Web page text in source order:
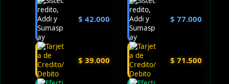
$ 42.000
$ 39.000
$ 77.000
$ 71.500